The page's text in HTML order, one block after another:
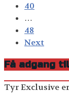
40
…
48
Next
Få adgang
Tyr Exclusive